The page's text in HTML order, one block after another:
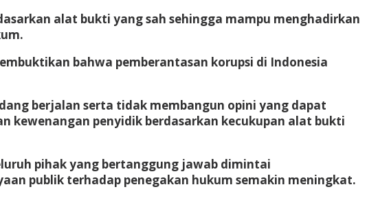
alat bukti yang sah sehingga mampu menghadirkan
bahwa pemberantasan korupsi di Indonesia
berjalan serta tidak membangun opini yang dapat
kewenangan penyidik berdasarkan kecukupan alat bukti
pihak yang bertanggung jawab dimintai
publik terhadap penegakan hukum semakin meningkat.